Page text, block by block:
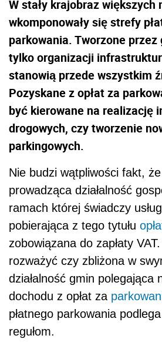
W stały krajobraz większych
wkomponowały się strefy
parkowania. Tworzone przez
tylko organizacji
stanowią przede wszystkim
Pozyskane z opłat za
być kierowane na realizację
drogowych, czy tworzenie
parkingowych.
Nie budzi wątpliwości fakt,
prowadząca działalność
ramach której świadczy
pobierająca z tego tytułu
zobowiązana do zapłaty
rozważyć czy zbliżona w
działalność gmin polegająca
dochodu z opłat za
płatnego parkowania
regułom.